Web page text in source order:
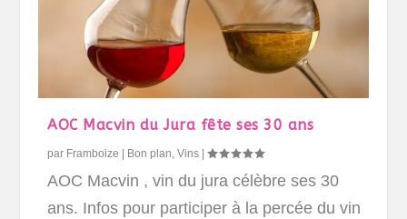
AOC Macvin du Jura fête ses 30 ans
par Framboize | Bon plan ,Vins |
AOC Macvin , vin du jura célèbre ses 30
ans. Infos pour participer à la percée du vin